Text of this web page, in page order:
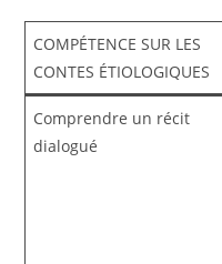
COMPÉTENCE SUR LES
CONTES ÉTIOLOGIQUES
Comprendre un récit
dialogué